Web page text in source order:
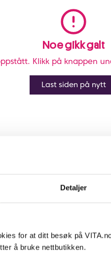
Detaljer
for at ditt besøk på
å bruke nettbutikken.
Noe gikk galt
Klikk på knappen
Last siden på nytt